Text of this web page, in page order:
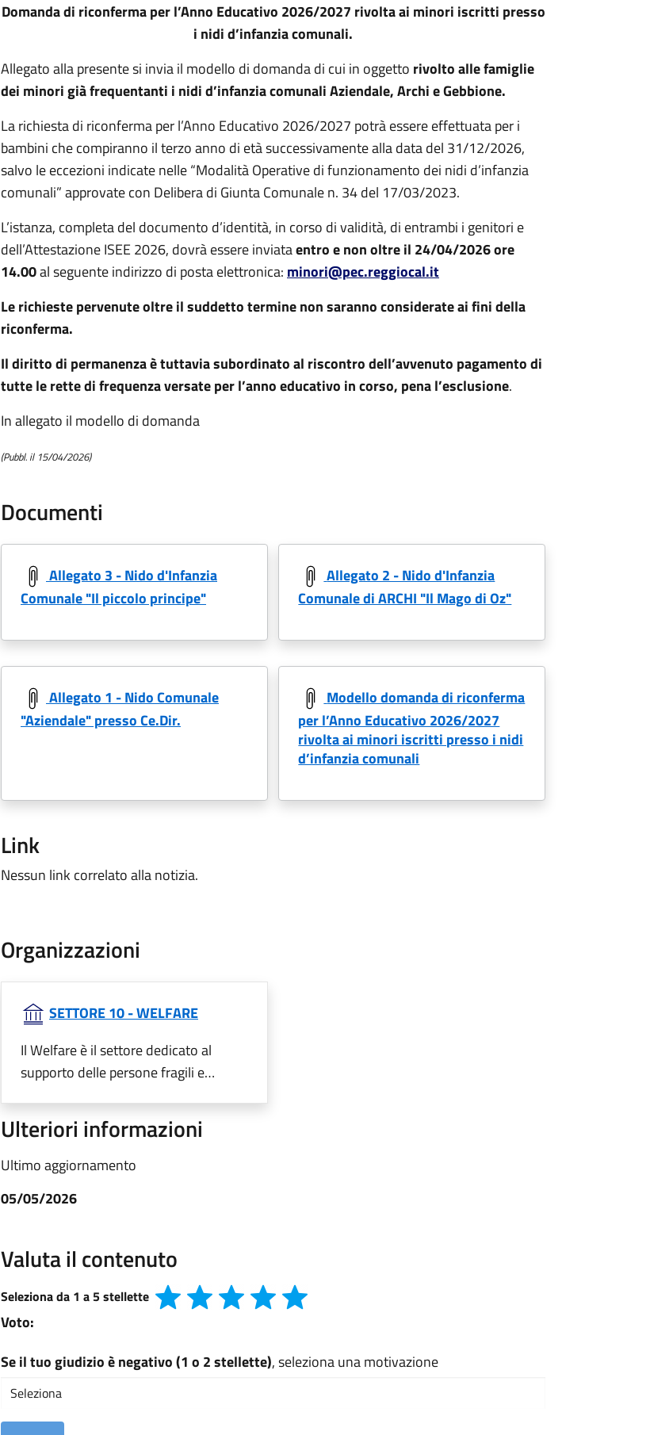
Domanda di riconferma per l’Anno Educativo 2026/2027 rivolta ai minori iscritti presso
i nidi d’infanzia comunali.
Allegato alla presente si invia il modello di domanda di cui in oggetto rivolto alle famiglie
dei minori già frequentanti i nidi d’infanzia comunali Aziendale, Archi e Gebbione.
La richiesta di riconferma per l’Anno Educativo 2026/2027 potrà essere effettuata per i
bambini che compiranno il terzo anno di età successivamente alla data del 31/12/2026,
salvo le eccezioni indicate nelle “Modalità Operative di funzionamento dei nidi d’infanzia
comunali” approvate con Delibera di Giunta Comunale n. 34 del 17/03/2023.
L’istanza, completa del documento d’identità, in corso di validità, di entrambi i genitori e
dell’Attestazione ISEE 2026, dovrà essere inviataentro e non oltre il 24/04/2026 ore
14.00al seguente indirizzo di posta elettronica: minori@pec.reggiocal.it
Le richieste pervenute oltre il suddetto termine non saranno considerate ai fini della
riconferma.
Il diritto di permanenza è tuttavia subordinato al riscontro dell’avvenuto pagamento di
tutte le rette di frequenza versate per l’anno educativo in corso, pena l’esclusione.
In allegato il modello di domanda
(Pubbl. il 15/04/2026)
Documenti
Allegato 3 - Nido d'Infanzia
Comunale "Il piccolo principe"
Allegato 2 - Nido d'Infanzia
Comunale di ARCHI "Il Mago di Oz"
Allegato 1 - Nido Comunale
"Aziendale" presso Ce.Dir.
Modello domanda di riconferma
per l’Anno Educativo 2026/2027
rivolta ai minori iscritti presso i nidi
d’infanzia comunali
Link
Nessun link correlato alla notizia.
Organizzazioni
SETTORE 10 - WELFARE
Il Welfare è il settore dedicato al
supporto delle persone fragili e…
Ulteriori informazioni
Ultimo aggiornamento
05/05/2026
Valuta il contenuto
Seleziona da 1 a 5 stellette
Voto:
Se il tuo giudizio è negativo (1 o 2 stellette), seleziona una motivazione